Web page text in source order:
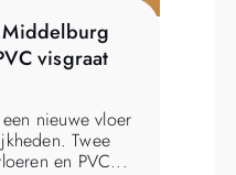
visgraat
nieuwe vloer
Twee
en PVC...